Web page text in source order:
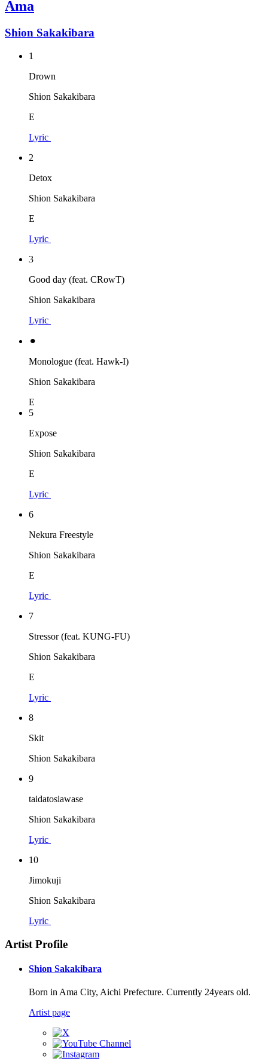
Ama
Shion Sakakibara
1
Drown
Shion Sakakibara
E
Lyric
2
Detox
Shion Sakakibara
E
Lyric
3
Good day (feat. CRowT)
Shion Sakakibara
Lyric
⚫︎
Monologue (feat. Hawk-I)
Shion Sakakibara
E
5
Expose
Shion Sakakibara
E
Lyric
6
Nekura Freestyle
Shion Sakakibara
E
Lyric
7
Stressor (feat. KUNG-FU)
Shion Sakakibara
E
Lyric
8
Skit
Shion Sakakibara
9
taidatosiawase
Shion Sakakibara
Lyric
10
Jimokuji
Shion Sakakibara
Lyric
Artist Profile
Shion Sakakibara
Born in Ama City, Aichi Prefecture. Currently 24years old.
Artist page